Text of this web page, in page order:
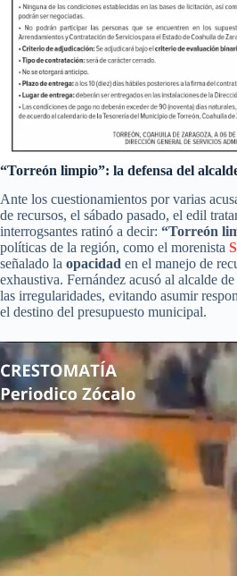
“Torreón limpio”: la defensa del
Ante los cuestionamientos por varias
de recursos, el sábado pasado, el edil
interrogsantes ratinó a decir: “Torreón
políticas de la región, como el morenista
señalado la opacidad en el manejo de
exhaustiva. Fernández acusó al alcalde
las irregularidades, evitando asumir
el destino del presupuesto municipal.